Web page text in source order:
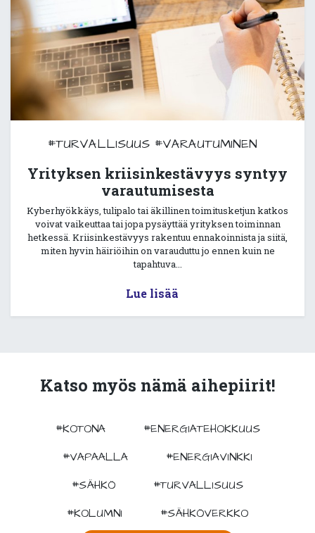
#TURVALLISUUS #VARAUTUMINEN
Yrityksen kriisinkestävyys syntyy
varautumisesta
Kyberhyökkäys, tulipalo tai äkillinen toimitusketjun katkos
voivat vaikeuttaa tai jopa pysäyttää yrityksen toiminnan
hetkessä. Kriisinkestävyys rakentuu ennakoinnista ja siitä,
miten hyvin häiriöihin on varauduttu jo ennen kuin ne
tapahtuva...
Lue lisää
Katso myös nämä aihepiirit!
#KOTONA
#ENERGIATEHOKKUUS
#VAPAALLA
#ENERGIAVINKKI
#SÄHKÖ
#TURVALLISUUS
#KOLUMNI
#SÄHKÖVERKKO